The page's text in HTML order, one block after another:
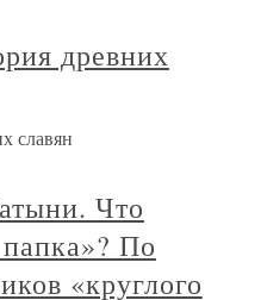
древних
славян
Что
По
«круглого